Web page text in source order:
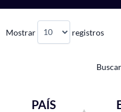
Mostrar registros
PAÍS